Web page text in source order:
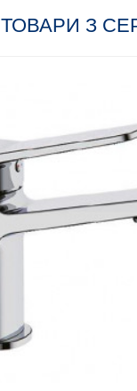
ТОВАРИ З